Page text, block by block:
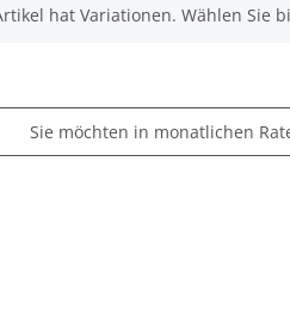
hat Variationen. Wählen Sie
Sie möchten in monatlichen